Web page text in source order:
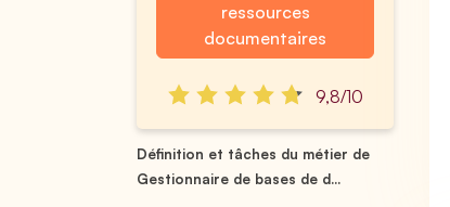
ressources
documentaires
9,8/10
Définition et tâches du métier de
Gestionnaire de bases de d...